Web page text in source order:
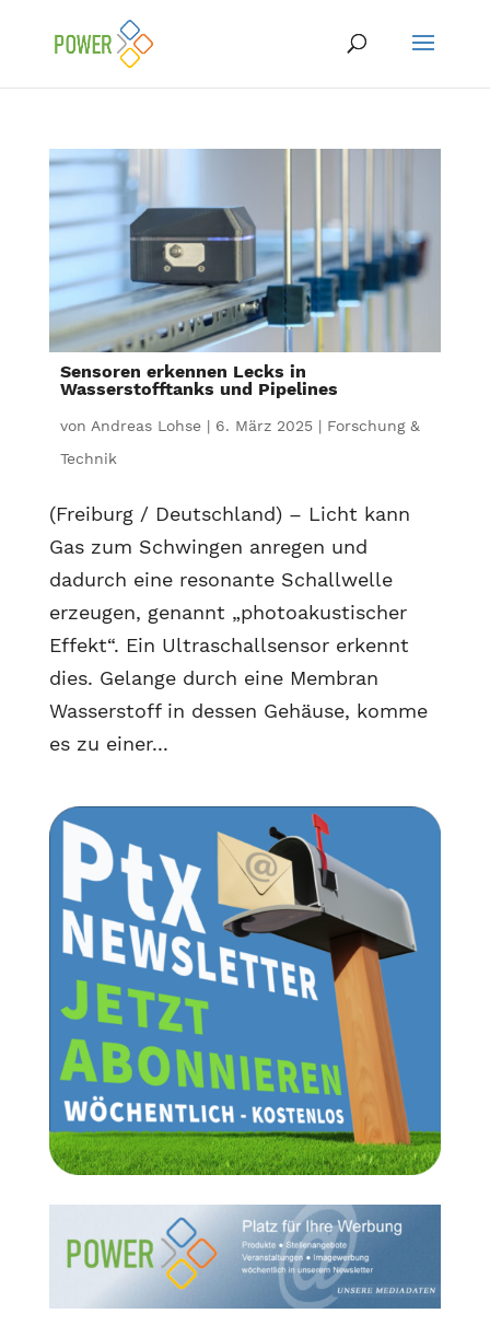
Sensoren erkennen Lecks in
Wasserstofftanks und Pipelines
von Andreas Lohse| 6. März 2025| Forschung &
Technik
(Freiburg / Deutschland) – Licht kann
Gas zum Schwingen anregen und
dadurch eine resonante Schallwelle
erzeugen, genannt „photoakustischer
Effekt“. Ein Ultraschallsensor erkennt
dies. Gelange durch eine Membran
Wasserstoff in dessen Gehäuse, komme
es zu einer...